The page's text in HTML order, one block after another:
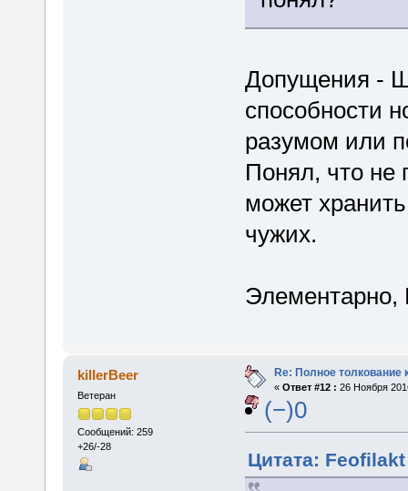
Допущения -
способности
разумом или
Понял, что не
может
чужих.
Элементарно,
killerBeer
Ветеран
Сообщений: 259
+26/-28
Re: Полное толкование
« Ответ #12 : 26 Ноября
(−)0
Цитата: